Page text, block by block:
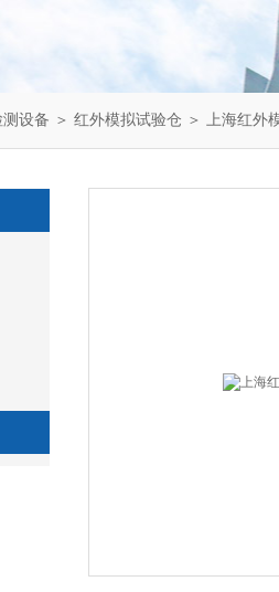
设备 ＞ 红外模拟试验仓 ＞ 上海红外